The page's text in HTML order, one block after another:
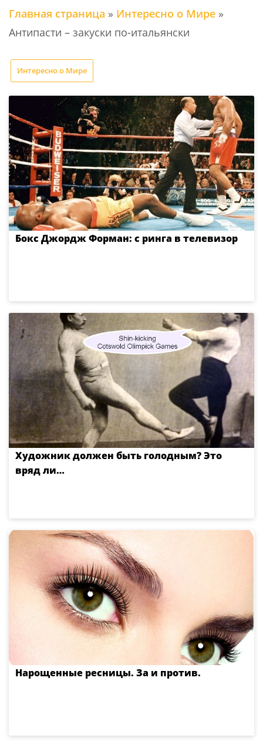
Главная страница » Интересно о Мире »
Антипасти – закуски по-итальянски
Интересно о Мире
Бокс Джордж Форман: с ринга в телевизор
Художник должен быть голодным? Это
вряд ли…
Нарощенные ресницы. За и против.